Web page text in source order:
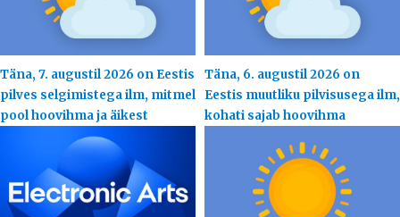
Täna, 7. augustil 2026 on Eestis
pilves selgimistega ilm, mitmel
pool hoovihma ja äikest
Täna, 6. augustil 2026 on
Eestis muutliku pilvisusega ilm,
kohati sajab hoovihma